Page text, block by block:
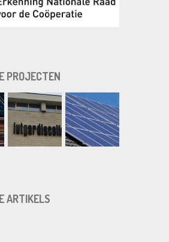
PROJECTEN
ARTIKELS